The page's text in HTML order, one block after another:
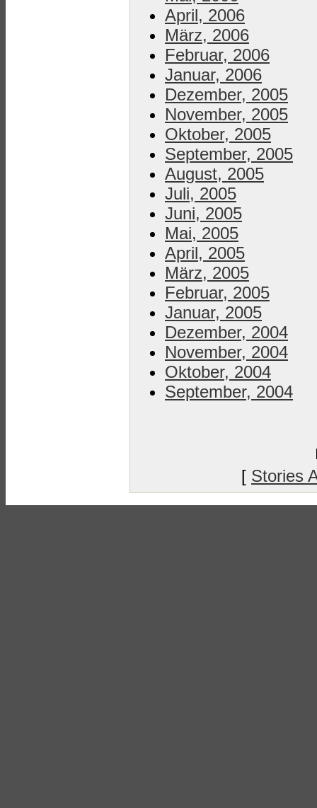
April, 2006
März, 2006
Februar, 2006
Januar, 2006
Dezember, 2005
November, 2005
Oktober, 2005
September, 2005
August, 2005
Juli, 2005
Juni, 2005
Mai, 2005
April, 2005
März, 2005
Februar, 2005
Januar, 2005
Dezember, 2004
November, 2004
Oktober, 2004
September, 2004
[ Stories